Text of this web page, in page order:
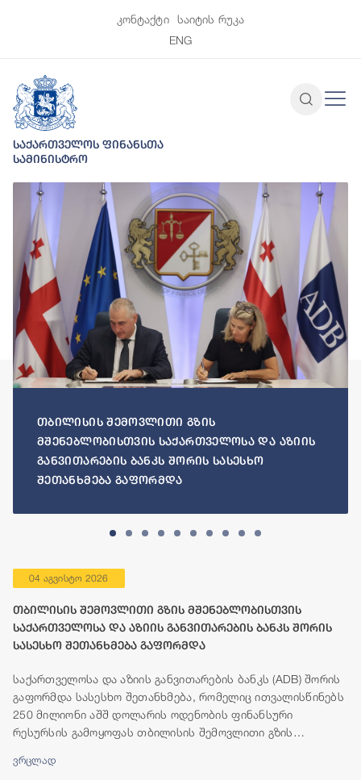
კონტაქტი
საიტის რუკა
ENG
საქართველოს ფინანსთა
სამინისტრო
თბილისის შემოვლითი გზის
მშენებლობისთვის საქართველოსა და აზიის
განვითარების ბანკს შორის სასესხო
შეთანხმება გაფორმდა
04 აგვისტო 2026
თბილისის შემოვლითი გზის მშენებლობისთვის
საქართველოსა და აზიის განვითარების ბანკს შორის
სასესხო შეთანხმება გაფორმდა
საქართველოსა და აზიის განვითარების ბანკს (ADB) შორის
გაფორმდა სასესხო შეთანხმება, რომელიც ითვალისწინებს
250 მილიონი აშშ დოლარის ოდენობის ფინანსური
რესურსის გამოყოფას თბილისის შემოვლითი გზის
ვრცლად